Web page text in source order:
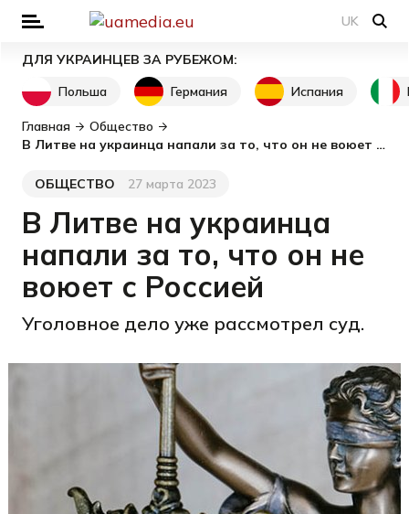
UK
ДЛЯ УКРАИНЦЕВ ЗА РУБЕЖОМ:
Польша
Германия Испания
Главная
Общество
В Литве на украинца напали за то, что он не воюет с Россией
Категория
ОБЩЕСТВО
Дата публикации
27 марта 2023
В Литве на украинца
напали за то, что он не
воюет с Россией
Уголовное дело уже рассмотрел суд.